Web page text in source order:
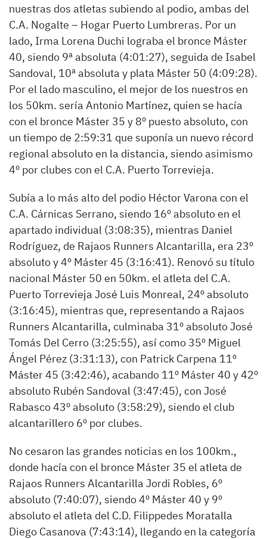
nuestras dos atletas subiendo al podio, ambas del
C.A. Nogalte – Hogar Puerto Lumbreras. Por un
lado, Irma Lorena Duchi lograba el bronce Máster
40, siendo 9ª absoluta (4:01:27), seguida de Isabel
Sandoval, 10ª absoluta y plata Máster 50 (4:09:28).
Por el lado masculino, el mejor de los nuestros en
los 50km. sería Antonio Martínez, quien se hacía
con el bronce Máster 35 y 8º puesto absoluto, con
un tiempo de 2:59:31 que suponía un nuevo récord
regional absoluto en la distancia, siendo asimismo
4º por clubes con el C.A. Puerto Torrevieja.
Subía a lo más alto del podio Héctor Varona con el
C.A. Cárnicas Serrano, siendo 16º absoluto en el
apartado individual (3:08:35), mientras Daniel
Rodríguez, de Rajaos Runners Alcantarilla, era 23º
absoluto y 4º Máster 45 (3:16:41). Renovó su título
nacional Máster 50 en 50km. el atleta del C.A.
Puerto Torrevieja José Luis Monreal, 24º absoluto
(3:16:45), mientras que, representando a Rajaos
Runners Alcantarilla, culminaba 31º absoluto José
Tomás Del Cerro (3:25:55), así como 35º Miguel
Ángel Pérez (3:31:13), con Patrick Carpena 11º
Máster 45 (3:42:46), acabando 11º Máster 40 y 42º
absoluto Rubén Sandoval (3:47:45), con José
Rabasco 43º absoluto (3:58:29), siendo el club
alcantarillero 6º por clubes.
No cesaron las grandes noticias en los 100km.,
donde hacía con el bronce Máster 35 el atleta de
Rajaos Runners Alcantarilla Jordi Robles, 6º
absoluto (7:40:07), siendo 4º Máster 40 y 9º
absoluto el atleta del C.D. Filippedes Moratalla
Diego Casanova (7:43:14), llegando en la categoría